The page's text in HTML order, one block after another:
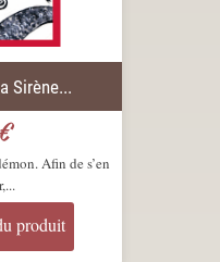
Sirène...
Afin de s’en
produit